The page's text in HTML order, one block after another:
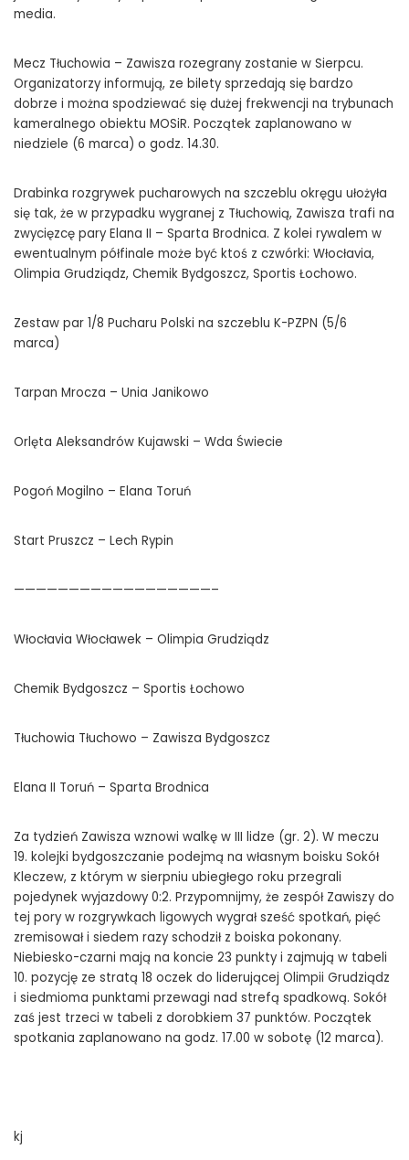
media.
Mecz Tłuchowia – Zawisza rozegrany zostanie w Sierpcu.
Organizatorzy informują, ze bilety sprzedają się bardzo
dobrze i można spodziewać się dużej frekwencji na trybunach
kameralnego obiektu MOSiR. Początek zaplanowano w
niedziele (6 marca) o godz. 14.30.
Drabinka rozgrywek pucharowych na szczeblu okręgu ułożyła
się tak, że w przypadku wygranej z Tłuchowią, Zawisza trafi na
zwycięzcę pary Elana II – Sparta Brodnica. Z kolei rywalem w
ewentualnym półfinale może być ktoś z czwórki: Włocłavia,
Olimpia Grudziądz, Chemik Bydgoszcz, Sportis Łochowo.
Zestaw par 1/8 Pucharu Polski na szczeblu K-PZPN (5/6
marca)
Tarpan Mrocza – Unia Janikowo
Orlęta Aleksandrów Kujawski – Wda Świecie
Pogoń Mogilno – Elana Toruń
Start Pruszcz – Lech Rypin
——————————————————–
Włocłavia Włocławek – Olimpia Grudziądz
Chemik Bydgoszcz – Sportis Łochowo
Tłuchowia Tłuchowo – Zawisza Bydgoszcz
Elana II Toruń – Sparta Brodnica
Za tydzień Zawisza wznowi walkę w III lidze (gr. 2). W meczu
19. kolejki bydgoszczanie podejmą na własnym boisku Sokół
Kleczew, z którym w sierpniu ubiegłego roku przegrali
pojedynek wyjazdowy 0:2. Przypomnijmy, że zespół Zawiszy do
tej pory w rozgrywkach ligowych wygrał sześć spotkań, pięć
zremisował i siedem razy schodził z boiska pokonany.
Niebiesko-czarni mają na koncie 23 punkty i zajmują w tabeli
10. pozycję ze stratą 18 oczek do liderującej Olimpii Grudziądz
i siedmioma punktami przewagi nad strefą spadkową. Sokół
zaś jest trzeci w tabeli z dorobkiem 37 punktów. Początek
spotkania zaplanowano na godz. 17.00 w sobotę (12 marca).
kj